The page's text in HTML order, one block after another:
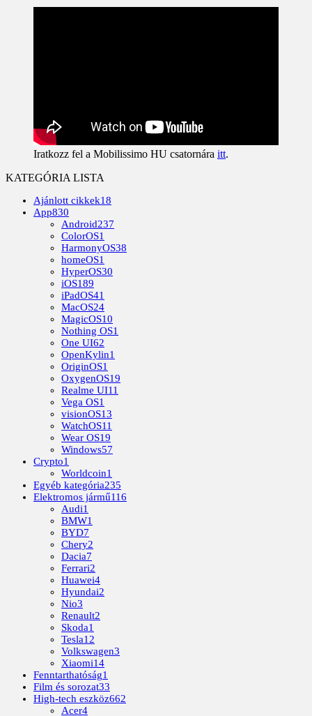
Iratkozz fel a Mobilissimo HU csatornára itt.
KATEGÓRIA LISTA
Ajánlott cikkek18
App830
Android237
ColorOS1
HarmonyOS38
homeOS1
HyperOS30
iOS189
iPadOS41
MacOS24
MagicOS10
Nothing OS1
One UI62
OpenKylin1
OriginOS1
OxygenOS19
Realme UI11
Vega OS1
visionOS13
WatchOS11
Wear OS19
Windows57
Crypto1
Worldcoin1
Egyéb kategória235
Elektromos jármű116
Audi1
BMW1
BYD7
Chery2
Dacia7
Ferrari2
Huawei4
Hyundai2
Nio3
Renault2
Skoda1
Tesla12
Volkswagen3
Xiaomi14
Fenntarthatóság1
Film és sorozat33
High-tech eszköz662
Acer4